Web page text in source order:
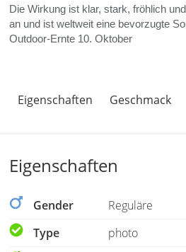
Die Wirkung ist klar, stark, fröhlich
an und ist weltweit eine bevorzugte
Outdoor-Ernte 10. Oktober
Eigenschaften Geschmack
Eigenschaften
Gender
Reguläre
Type
photo